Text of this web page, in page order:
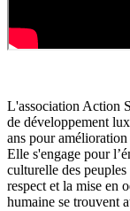
L'association Action
de développement
ans pour
Elle s'engage pour
culturelle des
respect et la mise en
humaine se trouvent